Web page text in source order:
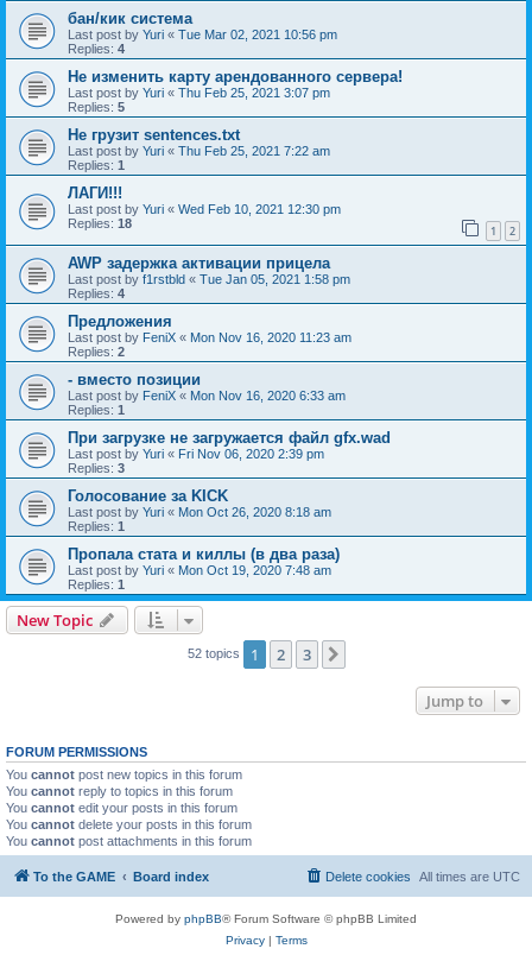
бан/кик система
Last post by Yuri « Tue Mar 02, 2021 10:56 pm
Replies: 4
Не изменить карту арендованного сервера!
Last post by Yuri « Thu Feb 25, 2021 3:07 pm
Replies: 5
Не грузит sentences.txt
Last post by Yuri « Thu Feb 25, 2021 7:22 am
Replies: 1
ЛАГИ!!!
Last post by Yuri « Wed Feb 10, 2021 12:30 pm
Replies: 18 1 2
AWP задержка активации прицела
Last post by f1rstbld « Tue Jan 05, 2021 1:58 pm
Replies: 4
Предложения
Last post by FeniX « Mon Nov 16, 2020 11:23 am
Replies: 2
- вместо позиции
Last post by FeniX « Mon Nov 16, 2020 6:33 am
Replies: 1
При загрузке не загружается файл gfx.wad
Last post by Yuri « Fri Nov 06, 2020 2:39 pm
Replies: 3
Голосование за KICK
Last post by Yuri « Mon Oct 26, 2020 8:18 am
Replies: 1
Пропала стата и киллы (в два раза)
Last post by Yuri « Mon Oct 19, 2020 7:48 am
Replies: 1
New Topic
52 topics 1 2 3
Jump to
FORUM PERMISSIONS
You cannot post new topics in this forum
You cannot reply to topics in this forum
You cannot edit your posts in this forum
You cannot delete your posts in this forum
You cannot post attachments in this forum
To the GAME Board index All times are UTC
Delete cookies
Powered by phpBB® Forum Software © phpBB Limited
Privacy| Terms